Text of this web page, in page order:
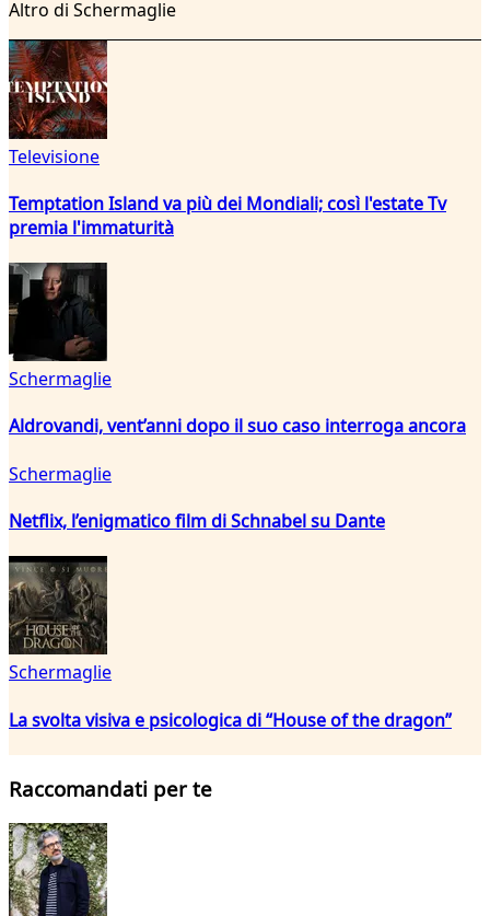
Altro di Schermaglie
Televisione
Temptation Island va più dei Mondiali; così l'estate Tv
premia l'immaturità
Schermaglie
Aldrovandi, vent’anni dopo il suo caso interroga ancora
Schermaglie
Netflix, l’enigmatico film di Schnabel su Dante
Schermaglie
La svolta visiva e psicologica di “House of the dragon”
Raccomandati per te